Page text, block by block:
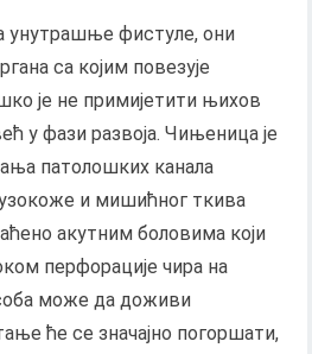
унутрашње фистуле, они
са којим повезује
је не примијетити њихов
у фази развоја. Чињеница је
патолошких канала
и мишићног ткива
акутним боловима који
перфорације чира на
може да доживи
ће се значајно погоршати,